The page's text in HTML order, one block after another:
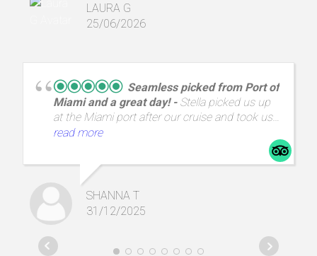
LAURA G
25/06/2026
Seamless picked from Port of
Miami and a great day!
Stella picked us up
at the Miami port after our cruise and took us
on a fantastic tour of Everglades. Such a great
read more
SHANNA T
31/12/2025